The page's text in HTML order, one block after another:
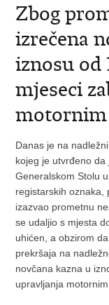
Zbog
izrečena
iznosu od
mjeseci
motornim
Danas je na
kojeg je utvrđeno
Generalskom Stolu
registarskih oznaka,
izazvao prometnu
se udaljio s mjesta
uhićen, a obzirom
prekršaja na
novčana kazna u
upravljanja